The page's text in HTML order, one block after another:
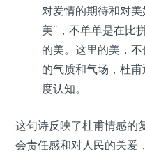
对爱情的期待和对
美”，不单单是在比
的美。这里的美，
的气质和气场，杜
度认知。
这句诗反映了杜甫情感的
会责任感和对人民的关爱